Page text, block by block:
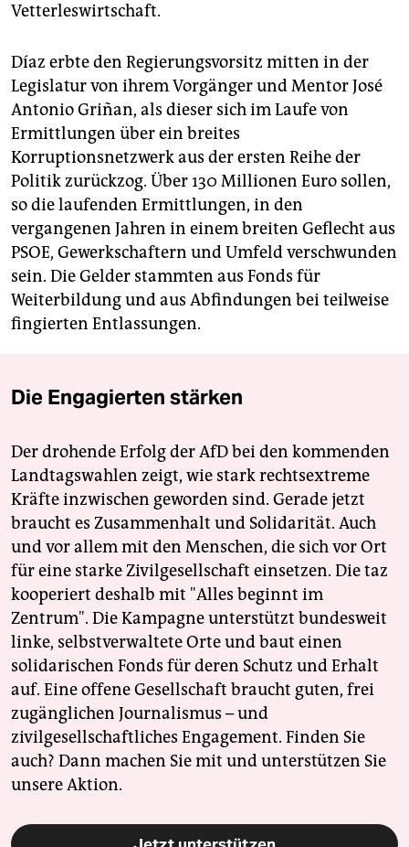
Vetterleswirtschaft.
Díaz erbte den Regierungsvorsitz mitten in der
Legislatur von ihrem Vorgänger und Mentor José
Antonio Griñan, als dieser sich im Laufe von
Ermittlungen über ein breites
Korruptionsnetzwerk aus der ersten Reihe der
Politik zurückzog. Über 130 Millionen Euro sollen,
so die laufenden Ermittlungen, in den
vergangenen Jahren in einem breiten Geflecht aus
PSOE, Gewerkschaftern und Umfeld verschwunden
sein. Die Gelder stammten aus Fonds für
Weiterbildung und aus Abfindungen bei teilweise
fingierten Entlassungen.
Die Engagierten stärken
Der drohende Erfolg der AfD bei den kommenden
Landtagswahlen zeigt, wie stark rechtsextreme
Kräfte inzwischen geworden sind. Gerade jetzt
braucht es Zusammenhalt und Solidarität. Auch
und vor allem mit den Menschen, die sich vor Ort
für eine starke Zivilgesellschaft einsetzen. Die taz
kooperiert deshalb mit "Alles beginnt im
Zentrum". Die Kampagne unterstützt bundesweit
linke, selbstverwaltete Orte und baut einen
solidarischen Fonds für deren Schutz und Erhalt
auf. Eine offene Gesellschaft braucht guten, frei
zugänglichen Journalismus – und
zivilgesellschaftliches Engagement. Finden Sie
auch? Dann machen Sie mit und unterstützen Sie
unsere Aktion.